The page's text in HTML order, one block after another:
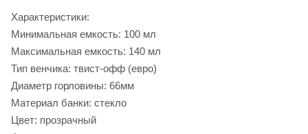
Характеристики:
Минимальная емкость: 100 мл
Максимальная емкость: 140 мл
Тип венчика: твист-офф (евро)
Диаметр горловины: 66мм
Материал банки: стекло
Цвет: прозрачный